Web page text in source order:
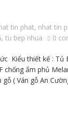
tin phat, nhat tin
, tu bep nhua 0
Kiểu thiết kế :
ẩm phủ
( Ván gỗ An